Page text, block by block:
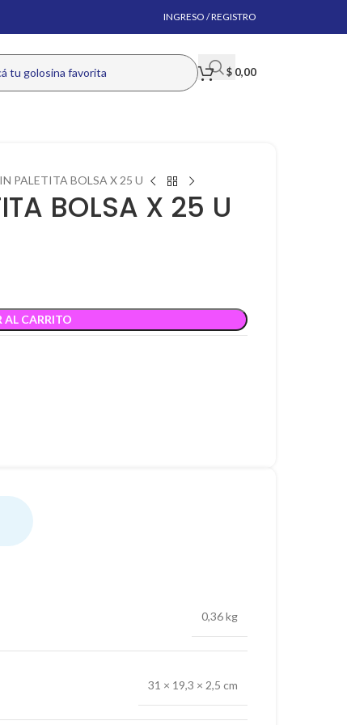
INGRESO / REGISTRO
$ 0,00
PALETITA BOLSA X 25 U
BOLSA X 25 U
AL CARRITO
0,36 kg
31 × 19,3 × 2,5 cm